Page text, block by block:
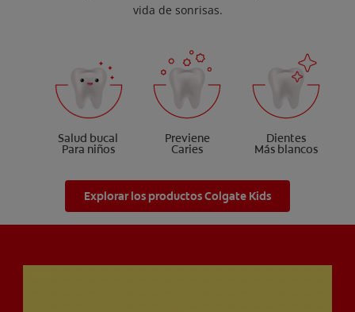
vida de sonrisas.
Salud bucal
Para niños
Previene
Caries
Dientes
Más blancos
Explorar los productos Colgate Kids